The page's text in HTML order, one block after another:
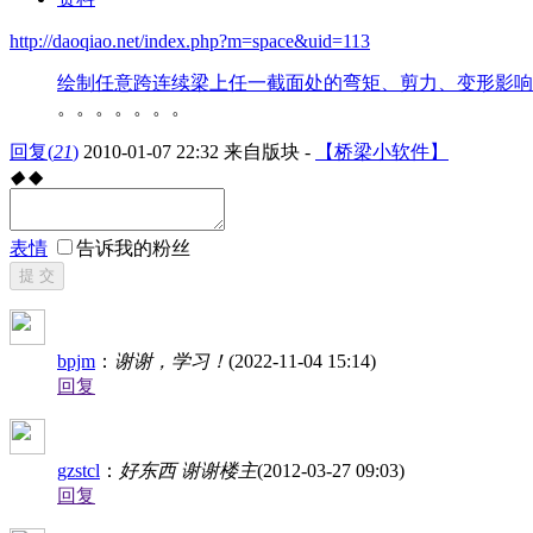
http://daoqiao.net/index.php?m=space&uid=113
绘制任意跨连续梁上任一截面处的弯矩、剪力、变形影
。。。。。。。
回复(21) 2010-01-07 22:32 来自版块 -
【桥梁小软件】
◆ ◆
表情 告诉我的粉丝
提 交
bpjm ： 谢谢，学习！ (2022-11-04 15:14)
回复
gzstcl ： 好东西 谢谢楼主(2012-03-27 09:03)
回复